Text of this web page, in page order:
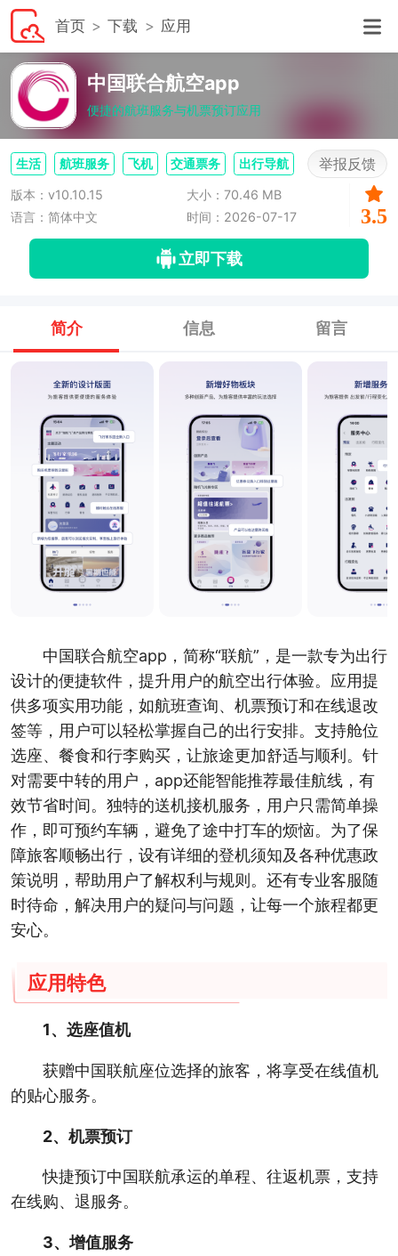
首页 下载 应用
中国联合航空app
便捷的航班服务与机票预订应用
生活 航班服务 飞机 交通票务 出行导航 举报反馈
版本：v10.10.15
大小：70.46 MB
语言：简体中文
时间：2026-07-17 3.5
立即下载
简介 信息 留言
中国联合航空app，简称“联航”，是一款专为出行
设计的便捷软件，提升用户的航空出行体验。应用提
供多项实用功能，如航班查询、机票预订和在线退改
签等，用户可以轻松掌握自己的出行安排。支持舱位
选座、餐食和行李购买，让旅途更加舒适与顺利。针
对需要中转的用户，app还能智能推荐最佳航线，有
效节省时间。独特的送机接机服务，用户只需简单操
作，即可预约车辆，避免了途中打车的烦恼。为了保
障旅客顺畅出行，设有详细的登机须知及各种优惠政
策说明，帮助用户了解权利与规则。还有专业客服随
时待命，解决用户的疑问与问题，让每一个旅程都更
安心。
应用特色
1、选座值机
获赠中国联航座位选择的旅客，将享受在线值机
的贴心服务。
2、机票预订
快捷预订中国联航承运的单程、往返机票，支持
在线购、退服务。
3、增值服务